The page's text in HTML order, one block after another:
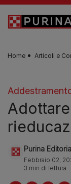
Skip to main
Home Articoli e
Purina
Febbraio 02,
3 min di lettura